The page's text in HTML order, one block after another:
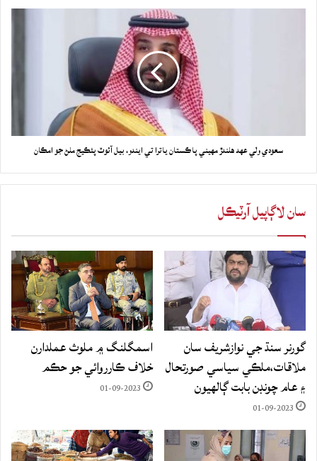
سعودي ولي عهد هلندڙ مهيني پاڪستان ياترا تي ايندو، بيل آئوٽ پئڪيج ملڻ جو امڪان
سان لاڳاپيل آرٽيڪل
گورنر سنڌ جي نوازشريف سان
ملاقات،ملڪي سياسي صورتحال
۽ عام چونڊن بابت ڳالهيون
01-09-2023
اسمگلنگ ۾ ملوث عملدارن
خلاف ڪارروائي جو حڪم
01-09-2023